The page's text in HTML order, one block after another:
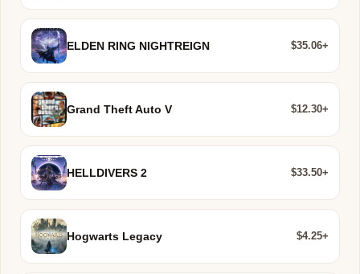
ELDEN RING NIGHTREIGN $35.06+
Grand Theft Auto V $12.30+
HELLDIVERS 2 $33.50+
Hogwarts Legacy $4.25+